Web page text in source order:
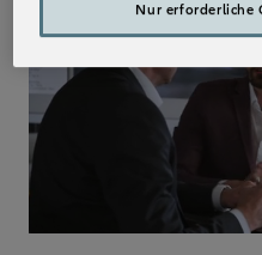
Nur erforderliche